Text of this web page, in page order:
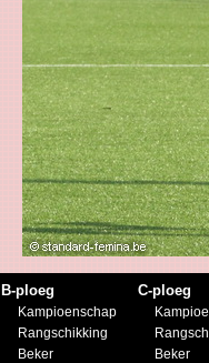
B-ploeg
Kampioenschap
Rangschikking
Beker
C-ploeg
Beker